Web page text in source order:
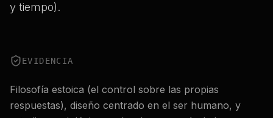
y tiempo).
EVIDENCIA
Filosofía estoica (el control sobre las propias
respuestas), diseño centrado en el ser humano, y